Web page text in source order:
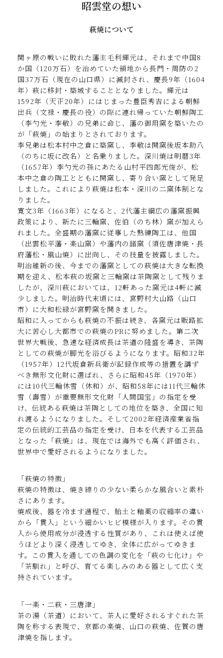
昭雲堂の想い
萩焼について
関ヶ原の戦いに敗れた藩主毛利輝元は、それまで中国8
か国（120万石）を治めていた領地から長門・周防の2
国37万石（現在の山口県）に減封され、慶長9年（1604
年）萩に移封・築城することとなりました。輝元は
1592年（天正20年）にはじまった豊臣秀吉による朝鮮
出兵（文禄・慶長の役）の際に連れ帰っていた朝鮮陶工
（李勺光・李敬）の兄弟に命じ、藩の御用窯を築いたの
が「萩焼」の始まりとされております。
李兄弟は松本村中之倉に築窯し、李敬は開窯後坂本助八
（のちに坂に改名）と名乗りました。深川焼は明暦3年
（1657年）李勺光の孫にあたる山村平四郎光俊が、松
本中之倉の陶工とともに開窯し、寄り合い窯として発足
しました。これにより萩焼は松本・深川の二窯体制とな
りました。
寛文3年（1663年）になると、2代藩主綱広の藩窯振興
政策により、新たに三輪窯、佐伯（のち林）窯が加えら
れました。全盛期の藩窯に従事した熟練陶工は、他国
（出雲松平藩・楽山窯）や藩内の諸窯（須佐唐津焼・長
府藩松・風山焼）に出向し、その技量を披露しました。
明治維新の後、今までの藩窯としての萩焼は大きな転換
期を迎え、松本萩の坂窯と三輪窯は茶陶窯として残りま
したが、深川萩においては、12軒あった窯元は4軒に減
少しました。明治時代末頃には、宮野村大山路（山口
市）に大和松緑が宮野窯を開きました。
昭和に入ってからも萩焼の不振は続き、各窯元は販路拡
大に苦心し大都市での萩焼のPRに努めました。第二次
世界大戦後、急速な経済成長は茶道の隆盛を導き、茶陶
としての萩焼が脚光を浴びるようになります。昭和32年
（1957年）12代坂倉新兵衛が記録作成等の措置を講ず
べき無形文化財に選ばれ、さらに昭和45年（1970年）
には10代三輪休雪（休和）が、昭和58年には11代三輪休
雪（壽雪）が重要無形文化財「人間国宝」の指定を受
け、伝統ある萩焼は茶陶としての地位を築き、全国に知
れ渡るようになりました。そして2002年経済産業省指
定の伝統的工芸品の指定を受け、日本を代表する工芸品
となった「萩焼」は、現在では海外でも高く評価され、
世界中で愛好されるようになりました。
「萩焼の特徴」
萩焼の特徴は、焼き締りの少ない柔らかな風合いと素朴
さにあります。
焼成後、器を冷ます過程で、胎土と釉薬の収縮率の違い
から「貫入」という細かいヒビ模様が入ります。その貫
入から使用成分が浸透する性質があり、これは使えば使
うほどより深く浸透してゆき、全体に広がってゆきま
す。この貫入を通しての色調の変化を「萩の七化け」や
「茶馴れ」と呼び、育てる楽しみのある器として広く支
持されています。
「一楽・二萩・三唐津」
茶の湯（茶道）において、茶人に愛好されるすぐれた茶
陶を称する表現で、京都の楽焼、山口の萩焼、佐賀の唐
津焼を指します。